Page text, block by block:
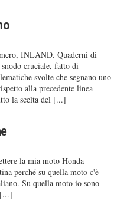
INLAND. Quaderni di
cruciale, fatto di
svolte che segnano uno
alla precedente linea
la scelta del [...]
la mia moto Honda
perché su quella moto c'è
Su quella moto io sono